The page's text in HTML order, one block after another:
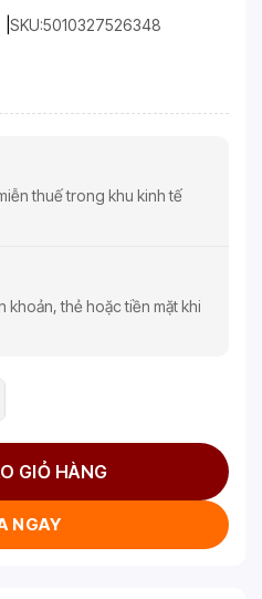
SKU:5010327526348
thuế trong khu kinh tế
thẻ hoặc tiền mặt khi
GIỎ HÀNG
NGAY